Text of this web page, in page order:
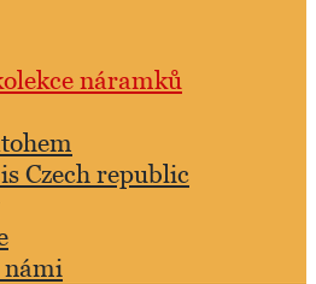
náramků
Czech republic
námi